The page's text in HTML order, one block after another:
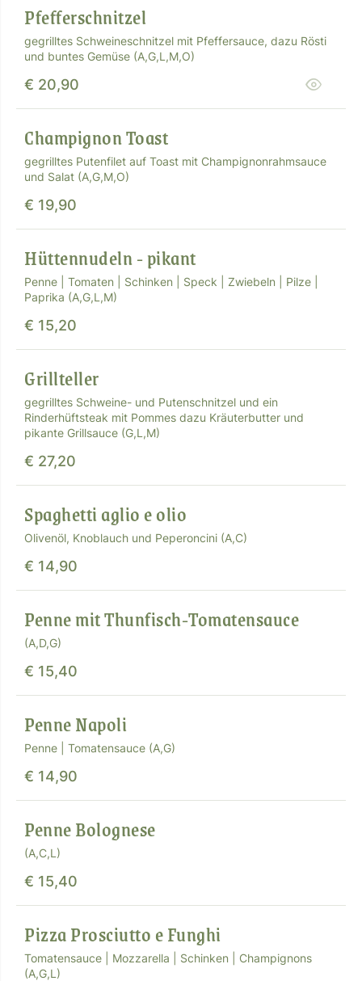
Pfefferschnitzel
gegrilltes Schweineschnitzel mit Pfeffersauce, dazu Rösti
und buntes Gemüse (A,G,L,M,O)
€ 20,90
Champignon Toast
gegrilltes Putenfilet auf Toast mit Champignonrahmsauce
und Salat (A,G,M,O)
€ 19,90
Hüttennudeln - pikant
Penne | Tomaten | Schinken | Speck | Zwiebeln | Pilze |
Paprika (A,G,L,M)
€ 15,20
Grillteller
gegrilltes Schweine- und Putenschnitzel und ein
Rinderhüftsteak mit Pommes dazu Kräuterbutter und
pikante Grillsauce (G,L,M)
€ 27,20
Spaghetti aglio e olio
Olivenöl, Knoblauch und Peperoncini (A,C)
€ 14,90
Penne mit Thunfisch-Tomatensauce
(A,D,G)
€ 15,40
Penne Napoli
Penne | Tomatensauce (A,G)
€ 14,90
Penne Bolognese
(A,C,L)
€ 15,40
Pizza Prosciutto e Funghi
Tomatensauce | Mozzarella | Schinken | Champignons
(A,G,L)